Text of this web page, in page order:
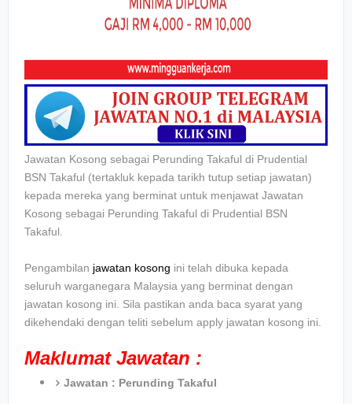
Jawatan Kosong sebagai Perunding Takaful di Prudential
BSN Takaful (tertakluk kepada tarikh tutup setiap jawatan)
kepada mereka yang berminat untuk menjawat Jawatan
Kosong sebagai Perunding Takaful di Prudential BSN
Takaful.
Pengambilan jawatan kosong ini telah dibuka kepada
seluruh warganegara Malaysia yang berminat dengan
jawatan kosong ini. Sila pastikan anda baca syarat yang
dikehendaki dengan teliti sebelum apply jawatan kosong ini.
Maklumat Jawatan :
Jawatan : Perunding Takaful